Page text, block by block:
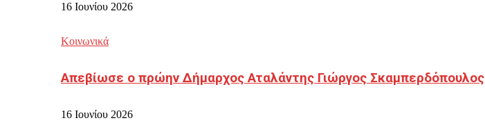
16 Ιουνίου 2026
Κοινωνικά
Απεβίωσε ο πρώην Δήμαρχος Αταλάντης Γιώργος Σκαμπερδόπουλος
16 Ιουνίου 2026